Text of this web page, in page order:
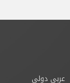
عربي دولي